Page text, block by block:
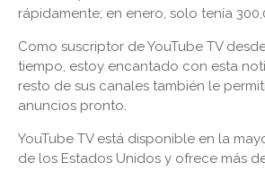
rápidamente; en enero, solo tenía
Como suscriptor de YouTube TV
tiempo, estoy encantado con esta
resto de sus canales también le
anuncios pronto.
YouTube TV está disponible en la
de los Estados Unidos y ofrece más